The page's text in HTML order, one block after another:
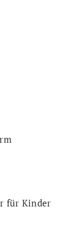
für Kinder